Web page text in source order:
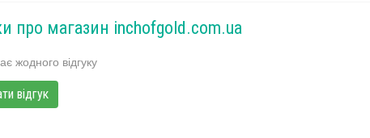
про магазин inchofgold.com.ua
жодного відгуку
відгук